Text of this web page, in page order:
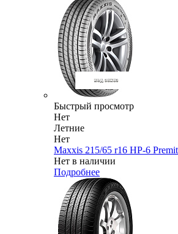
Быстрый просмотр
Нет
Летние
Нет
Maxxis 215/65 r16 HP-6
Нет в наличии
Подробнее